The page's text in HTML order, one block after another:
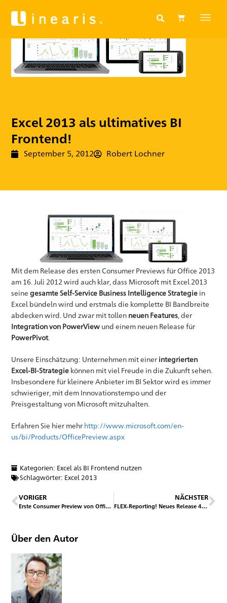
Excel 2013 als ultimatives BI
Frontend!
September 5, 2012 Robert Lochner
Mit dem Release des ersten Consumer Previews für Office 2013
am 16. Juli 2012 wird auch klar, dass Microsoft mit Excel 2013
seinegesamte Self-Service Business Intelligence Strategie in
Excel bündeln wird und erstmals die komplette BI Bandbreite
abdecken wird. Und zwar mit tollen neuen Features , der
Integration von PowerView und einem neuen Release für
PowerPivot.
Unsere Einschätzung: Unternehmen mit einer integrierten
Excel-BI-Strategie können mit viel Freude in die Zukunft sehen.
Insbesondere für kleinere Anbieter im BI Sektor wird es immer
schwieriger, mit dem Innovationstempo und der
Preisgestaltung von Microsoft mitzuhalten.
Erfahren Sie hier mehr http://www.microsoft.com/en-
us/bi/Products/OfficePreview.aspx
Kategorien: Excel als BI Frontend nutzen
Schlagwörter: Excel 2013
VORIGER
Erste Consumer Preview von Office 2013
NÄCHSTER
FLEX-Reporting! Neues Release 4.0 ab sofort verfügbar
Über den Autor